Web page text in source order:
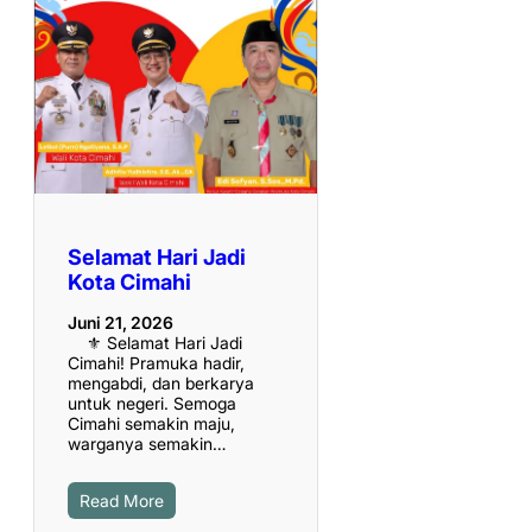
Selamat Hari Jadi
Kota Cimahi
Juni 21, 2026
⚜️ Selamat Hari Jadi
Cimahi! Pramuka hadir,
mengabdi, dan berkarya
untuk negeri. Semoga
Cimahi semakin maju,
warganya semakin…
Read More